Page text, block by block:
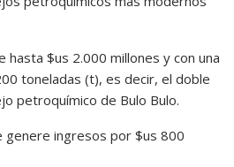
hasta $us 2.000 millones y con una
toneladas (t), es decir, el doble
petroquímico de Bulo Bulo.
genere ingresos por $us 800